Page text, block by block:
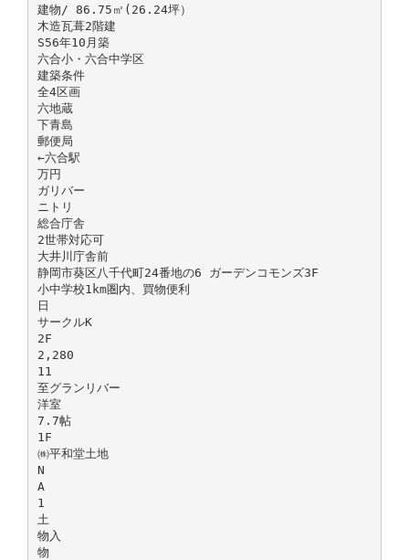
建物/ 86.75㎡(26.24坪）
木造瓦葺2階建
S56年10月築
六合小・六合中学区
建築条件
全4区画
六地蔵
下青島
郵便局
←六合駅
万円
ガリバー
ニトリ
総合庁舎
2世帯対応可
大井川庁舎前
静岡市葵区八千代町24番地の6 ガーデンコモンズ3F
小中学校1km圏内、買物便利
日
サークルK
2F
2,280
11
至グランリバー
洋室
7.7帖
1F
㈱平和堂土地
N
A
1
土
物入
物